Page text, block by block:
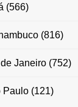
(566)
(816)
Janeiro(752)
Paulo(121)